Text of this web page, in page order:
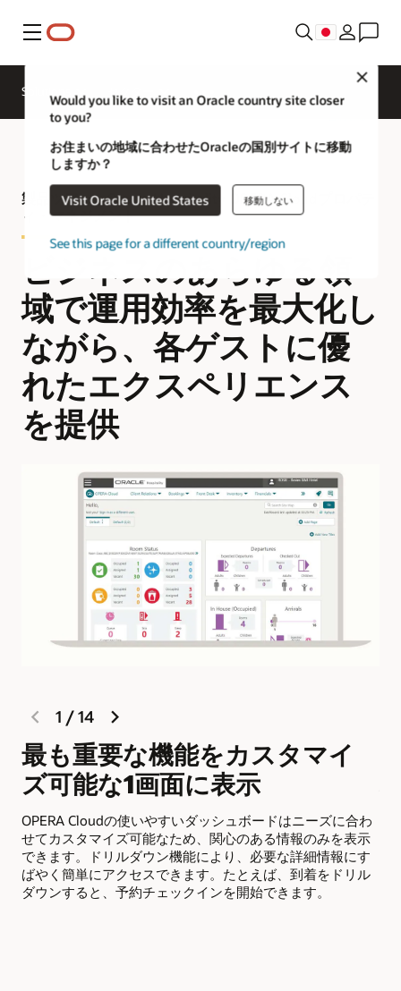
メニュー
Would you like to visit an Oracle country site closer
to you?
お住まいの地域に合わせたOracleの国別サイトに移動
しますか？
Visit Oracle United States 移動しない
See this page for a different country/region
Solutions
ホスピタ
リティ業
家に問い
製品ツアー - Oracle Hospitality OPERA Cloudプロパテ
ィ・マネジメント
ビジネスのあらゆる領
域で運用効率を最大化し
ながら、各ゲストに優
れたエクスペリエンス
を提供
previous
slide
1 /14
最も重要な機能をカスタマイ
ズ可能な1画面に表示
OPERA Cloudの使いやすいダッシュボードはニーズに合わ
せてカスタマイズ可能なため、関心のある情報のみを表示
できます。ドリルダウン機能により、必要な詳細情報にす
ばやく簡単にアクセスできます。たとえば、到着をドリル
ダウンすると、予約チェックインを開始できます。